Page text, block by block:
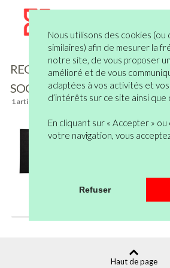
Nous utilisons des cookies (ou
similaires) afin de mesurer la
notre site, de vous proposer
amélioré et de vous
adaptées à vos activités et
d’intérêts sur ce site ainsi que
En cliquant sur « Accepter »
votre navigation, vous
Refuser
REGISTRES DES
SOCIETES
1 article(s)
Haut de page